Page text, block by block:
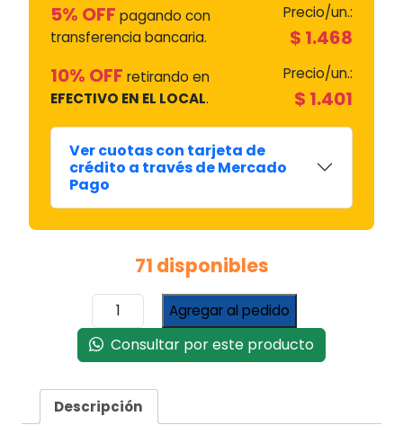
5% OFF pagando con
transferencia bancaria.
Precio/un.:
$ 1.468
10% OFF retirando en
EFECTIVO EN EL LOCAL.
Precio/un.:
$ 1.401
Ver cuotas con tarjeta de
crédito a través de Mercado
Pago
71 disponibles
Tuerca
Virola
7/16"
x
p/Termostato
cantidad
Agregar al pedido
Consultar por este producto
Descripción